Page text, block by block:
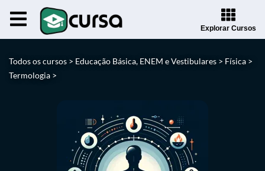
Explorar Cursos
Todos os cursos > Educação Básica, ENEM e Vestibulares > Física >
Termologia >